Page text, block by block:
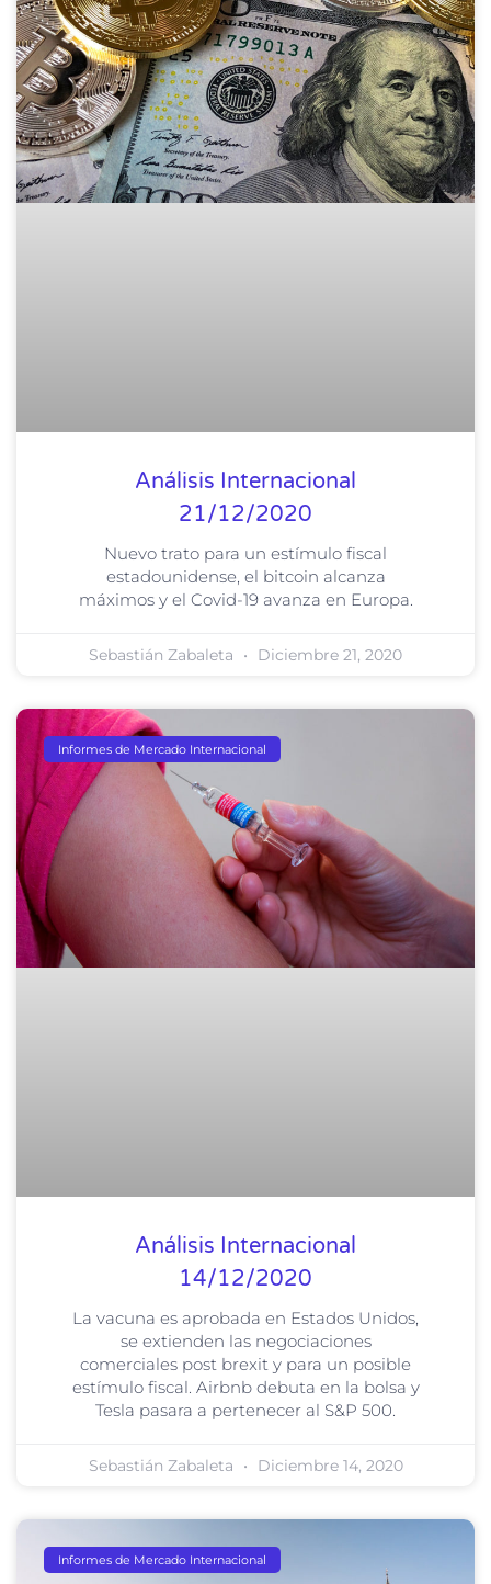
Análisis Internacional
21/12/2020
Nuevo trato para un estímulo fiscal
estadounidense, el bitcoin alcanza
máximos y el Covid-19 avanza en Europa.
Sebastián Zabaleta Diciembre 21, 2020
Informes de Mercado Internacional
Análisis Internacional
14/12/2020
La vacuna es aprobada en Estados Unidos,
se extienden las negociaciones
comerciales post brexit y para un posible
estímulo fiscal. Airbnb debuta en la bolsa y
Tesla pasara a pertenecer al S&P 500.
Sebastián Zabaleta Diciembre 14, 2020
Informes de Mercado Internacional